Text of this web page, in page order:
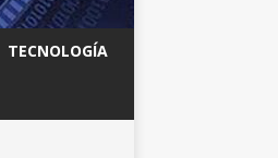
TECNOLOGÍA